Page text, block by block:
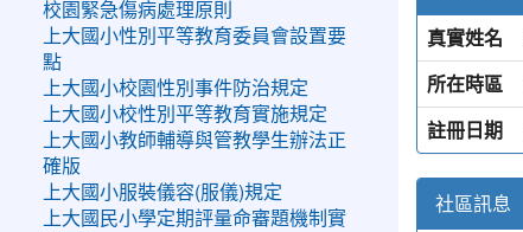
真實姓名
所在時區
註冊日期
社區訊息
校園緊急傷病處理原則
上大國小性別平等教育委員會設置要
點
上大國小校園性別事件防治規定
上大國小校性別平等教育實施規定
上大國小教師輔導與管教學生辦法正
確版
上大國小服裝儀容(服儀)規定
上大國民小學定期評量命審題機制實